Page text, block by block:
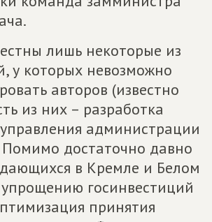
лишь некоторые из
у которых невозможно
авторов (известно
из них – разработка
администрации
Помимо достаточно давно
в Кремле и Белом
госинвестиций
принятия